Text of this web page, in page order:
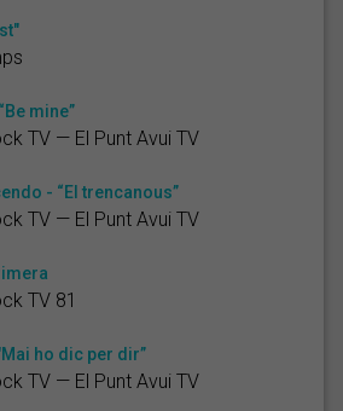
mine”
TV — El Punt Avui TV
- “El trencanous”
TV — El Punt Avui TV
TV 81
ho dic per dir”
TV — El Punt Avui TV